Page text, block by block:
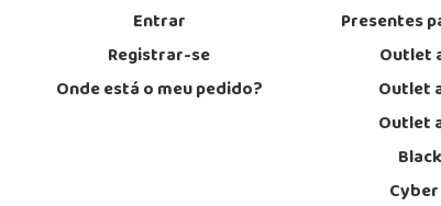
Entrar
Registrar-se
Onde está o meu pedido?
Presentes
Outlet
Outlet
Outlet